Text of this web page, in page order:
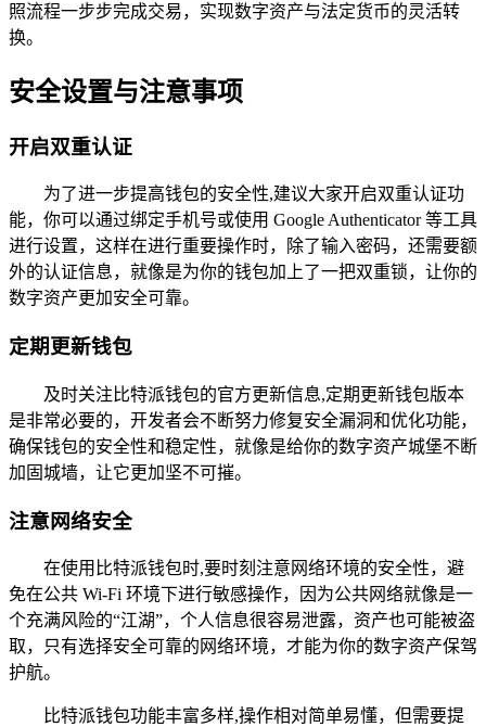
照流程一步步完成交易，实现数字资产与法定货币的灵活转
换。
安全设置与注意事项
开启双重认证
为了进一步提高钱包的安全性,建议大家开启双重认证功
能，你可以通过绑定手机号或使用 Google Authenticator 等工具
进行设置，这样在进行重要操作时，除了输入密码，还需要额
外的认证信息，就像是为你的钱包加上了一把双重锁，让你的
数字资产更加安全可靠。
定期更新钱包
及时关注比特派钱包的官方更新信息,定期更新钱包版本
是非常必要的，开发者会不断努力修复安全漏洞和优化功能，
确保钱包的安全性和稳定性，就像是给你的数字资产城堡不断
加固城墙，让它更加坚不可摧。
注意网络安全
在使用比特派钱包时,要时刻注意网络环境的安全性，避
免在公共 Wi-Fi 环境下进行敏感操作，因为公共网络就像是一
个充满风险的“江湖”，个人信息很容易泄露，资产也可能被盗
取，只有选择安全可靠的网络环境，才能为你的数字资产保驾
护航。
比特派钱包功能丰富多样,操作相对简单易懂，但需要提